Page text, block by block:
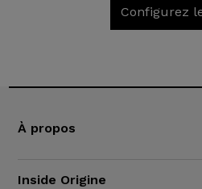
Configurez
À propos
Inside Origine